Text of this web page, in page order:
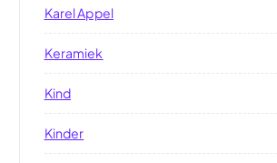
Karel Appel
Keramiek
Kind
Kinder